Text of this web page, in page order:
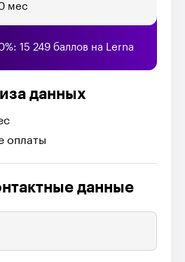
мес
15 249 баллов на Lerna
данных
оплаты
данные